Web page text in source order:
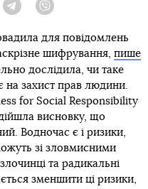
TelegramViber
для повідомлень
шифрування, пише
дослідила, чи таке
на захист прав людини.
for Social Responsibility
висновку, що
Водночас є і ризики,
зі зловмисними
та радикальні
зменшити ці ризики,